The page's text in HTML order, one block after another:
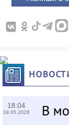
18:04
19.05.2026 В